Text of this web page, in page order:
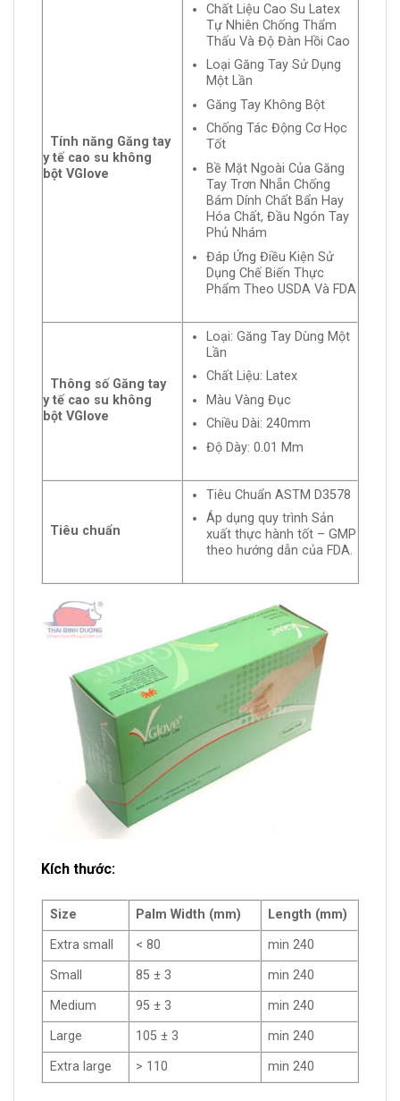
Tính năng Găng tay
y tế cao su không
bột VGlove
Chất Liệu Cao Su Latex
Tự Nhiên Chống Thẩm
Thấu Và Độ Đàn Hồi Cao
Loại Găng Tay Sử Dụng
Một Lần
Găng Tay Không Bột
Chống Tác Động Cơ Học
Tốt
Bề Mặt Ngoài Của Găng
Tay Trơn Nhẵn Chống
Bám Dính Chất Bẩn Hay
Hóa Chất, Đầu Ngón Tay
Phủ Nhám
Đáp Ứng Điều Kiện Sử
Dụng Chế Biến Thực
Phẩm Theo USDA Và FDA
Thông số Găng tay
y tế cao su không
bột VGlove
Loại: Găng Tay Dùng Một
Lần
Chất Liệu: Latex
Màu Vàng Đục
Chiều Dài: 240mm
Độ Dày: 0.01 Mm
Tiêu chuẩn
Tiêu Chuẩn ASTM D3578
Áp dụng quy trình Sản
xuất thực hành tốt – GMP
theo hướng dẫn của FDA.
Kích thước:
Size Palm Width (mm)
Length (mm)
Extra small
< 80
min 240
Small
85 ± 3
min 240
Medium
95 ± 3
min 240
Large
105 ± 3
min 240
Extra large
> 110 min 240